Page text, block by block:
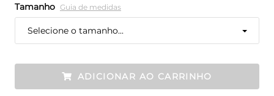
Tamanho Guia de medidas
Selecione o tamanho...
ADICIONAR AO CARRINHO